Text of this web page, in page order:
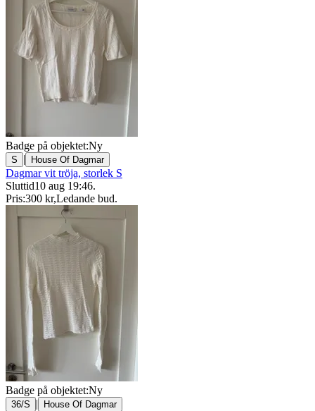
Badge på objektet:Ny
S | House Of Dagmar
Dagmar vit tröja, storlek S
Sluttid10 aug 19:46.
Pris:300 kr,Ledande bud.
Badge på objektet:Ny
36/S | House Of Dagmar